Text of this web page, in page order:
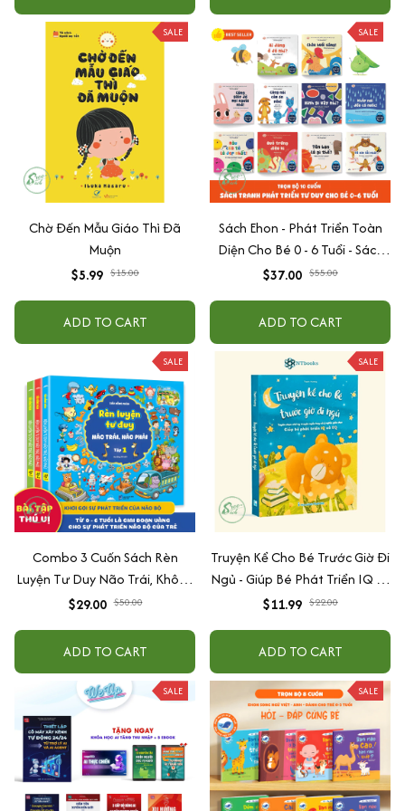
SALE
Chờ Đến Mẫu Giáo Thì Đã
Muộn
$5.99 $15.00
ADD TO CART
SALE
Sách Ehon - Phát Triển Toàn
Diện Cho Bé 0 - 6 Tuổi - Sách
Song Ngữ Việt - Anh
$37.00 $55.00
ADD TO CART
SALE
Combo 3 Cuốn Sách Rèn
Luyện Tư Duy Não Trái, Không
Não Phải - Đánh Thức Tiềm
$29.00 $50.00
ADD TO CART
SALE
Truyện Kể Cho Bé Trước Giờ Đi
Ngủ - Giúp Bé Phát Triển IQ Và
EQ
$11.99 $22.00
ADD TO CART
SALE SALE